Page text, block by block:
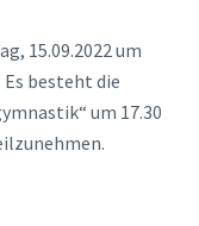
15.09.2022 um
besteht die
um 17.30